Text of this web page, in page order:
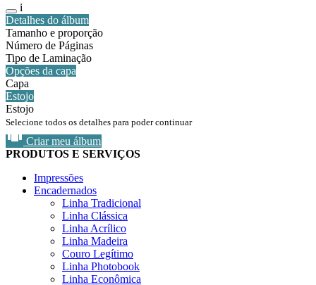
i
Detalhes do álbum
Tamanho e proporção
Número de Páginas
Tipo de Laminação
Opções da capa
Capa
Estojo
Estojo
Selecione todos os detalhes para poder continuar
Criar meu álbum
PRODUTOS E SERVIÇOS
Impressões
Encadernados
Linha Tradicional
Linha Clássica
Linha Acrílico
Linha Madeira
Couro Legítimo
Linha Photobook
Linha Econômica